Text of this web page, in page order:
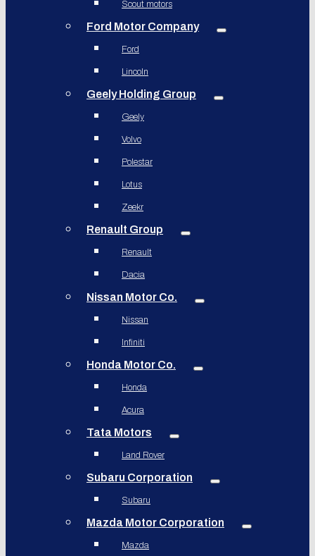
Scout motors
Ford Motor Company
Ford
Lincoln
Geely Holding Group
Geely
Volvo
Polestar
Lotus
Zeekr
Renault Group
Renault
Dacia
Nissan Motor Co.
Nissan
Infiniti
Honda Motor Co.
Honda
Acura
Tata Motors
Land Rover
Subaru Corporation
Subaru
Mazda Motor Corporation
Mazda